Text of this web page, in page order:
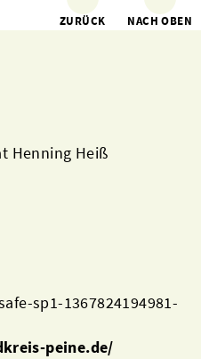
ZURÜCK NACH OBEN
Henning Heiß
sp1-1367824194981-
peine.de/